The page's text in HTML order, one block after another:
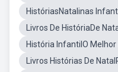
HistóriasNatalinas
Livros De HistóriaDe
História InfantilO
Livros Histórias De